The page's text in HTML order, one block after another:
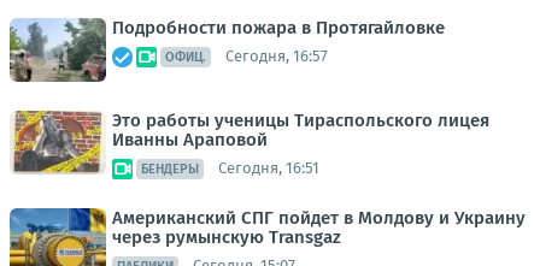
Подробности пожара в Протягайловке
ОФИЦ. Сегодня, 16:57
Это работы ученицы Тираспольского лицея
Иванны Араповой
БЕНДЕРЫ Сегодня, 16:51
Американский СПГ пойдет в Молдову и Украину
через румынскую Transgaz